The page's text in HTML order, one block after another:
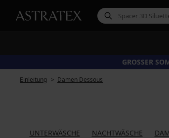
GROSSER
Einleitung Damen Dessous
UNTERWÄSCHE NACHTWÄSCHE